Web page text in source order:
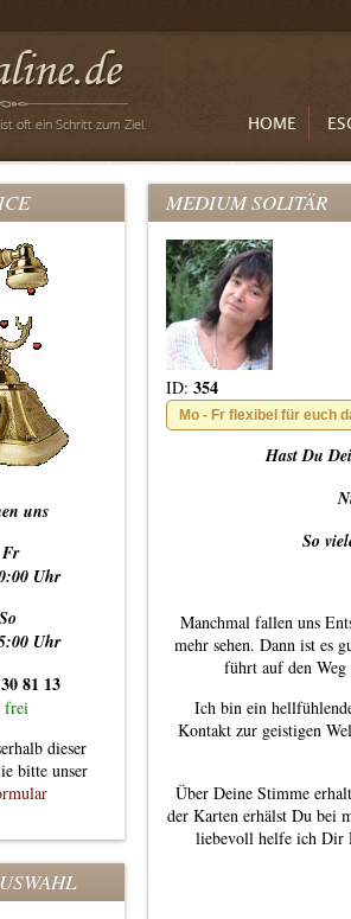
HOME
uns
Uhr
Uhr
81 13
frei
dieser
bitte unser
MEDIUM SOLITÄR
ID: 354
Mo - Fr flexibel für euch
Hast Du
So
Manchmal fallen uns
mehr sehen. Dann ist es
führt auf den
Ich bin ein
Kontakt zur geistigen
Über Deine Stimme
der Karten erhälst Du bei
liebevoll helfe ich Dir